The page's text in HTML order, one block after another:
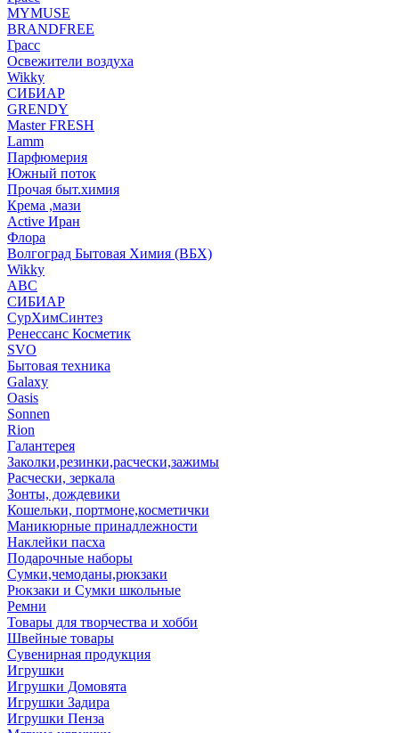
MYMUSE
BRANDFREE
Грасс
Освежители воздуха
Wikky
СИБИАР
GRENDY
Master FRESH
Lamm
Парфюмерия
Южный поток
Прочая быт.химия
Крема ,мази
Аctive Иран
Флора
Волгоград Бытовая Химия (ВБХ)
Wikky
АВС
СИБИАР
СурХимСинтез
Ренессанс Косметик
SVO
Бытовая техника
Galaxy
Oasis
Sonnen
Rion
Галантерея
Заколки,резинки,расчески,зажимы
Расчески, зеркала
Зонты, дождевики
Кошельки, портмоне,косметички
Маникюрные принадлежности
Наклейки пасха
Подарочные наборы
Сумки,чемоданы,рюкзаки
Рюкзаки и Сумки школьные
Ремни
Товары для творчества и хобби
Швейные товары
Сувенирная продукция
Игрушки
Игрушки Домовята
Игрушки Задира
Игрушки Пенза